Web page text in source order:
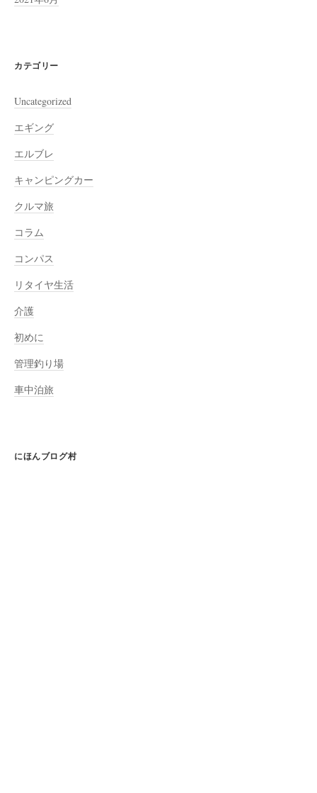
カテゴリー
Uncategorized
エギング
エルブレ
キャンピングカー
クルマ旅
コラム
コンパス
リタイヤ生活
介護
初めに
管理釣り場
車中泊旅
にほんブログ村